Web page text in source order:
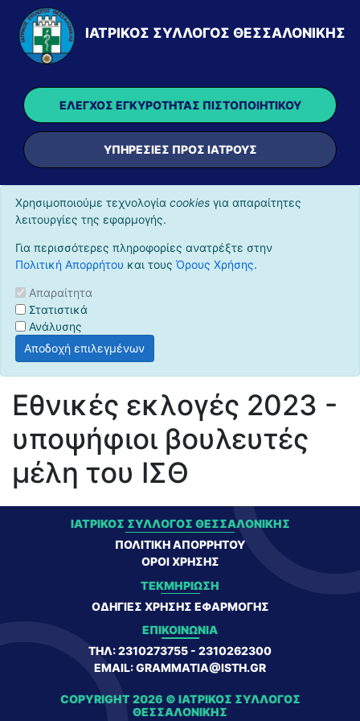
ΙΑΤΡΙΚΌΣ ΣΎΛΛΟΓΟΣ ΘΕΣΣΑΛΟΝΊΚΗΣ
ΈΛΕΓΧΟΣ ΕΓΚΥΡΌΤΗΤΑΣ ΠΙΣΤΟΠΟΙΗΤΙΚΟΎ
ΥΠΗΡΕΣΊΕΣ ΠΡΟΣ ΙΑΤΡΟΎΣ
Χρησιμοποιούμε τεχνολογία cookiesγια απαραίτητες
λειτουργίες της εφαρμογής.
Για περισσότερες πληροφορίες ανατρέξτε στην
Πολιτική Απορρήτου και τους Όρους Χρήσης.
Απαραίτητα
Στατιστικά
Ανάλυσης
Αποδοχή επιλεγμένων
Εθνικές εκλογές 2023 -
υποψήφιοι βουλευτές
μέλη του ΙΣΘ
ΙΑΤΡΙΚΌΣ ΣΎΛΛΟΓΟΣ ΘΕΣΣΑΛΟΝΊΚΗΣ
ΠΟΛΙΤΙΚΉ ΑΠΟΡΡΉΤΟΥ
ΌΡΟΙ ΧΡΉΣΗΣ
ΤΕΚΜΗΡΊΩΣΗ
ΟΔΗΓΊΕΣ ΧΡΉΣΗΣ ΕΦΑΡΜΟΓΉΣ
ΕΠΙΚΟΙΝΩΝΊΑ
ΤΗΛ: 2310273755 - 2310262300
EMAIL: GRAMMATIA@ISTH.GR
COPYRIGHT 2026 © ΙΑΤΡΙΚΌΣ ΣΎΛΛΟΓΟΣ
ΘΕΣΣΑΛΟΝΊΚΗΣ